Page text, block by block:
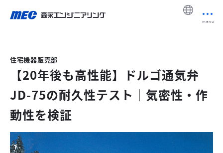
住宅機器販売部
【20年後も高性能】ドルゴ通気弁
JD-75の耐久性テスト｜気密性・作
動性を検証
menu